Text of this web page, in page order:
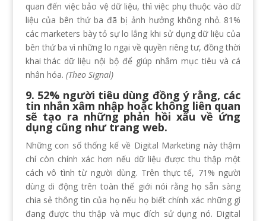
quan đến việc bảo vệ dữ liệu, thì việc phụ thuộc vào dữ
liệu của bên thứ ba đã bị ảnh hưởng không nhỏ. 81%
các marketers bày tỏ sự lo lắng khi sử dụng dữ liệu của
bên thứ ba vì những lo ngại về quyền riêng tư, đồng thời
khai thác dữ liệu nội bộ để giúp nhắm mục tiêu và cá
nhân hóa. (Theo Signal)
9. 52% người tiêu dùng đồng ý rằng, các
tin nhắn xâm nhập hoặc không liên quan
sẽ tạo ra những phản hồi xấu về ứng
dụng cũng như trang web.
Những con số thống kế về Digital Marketing này thậm
chí còn chính xác hơn nếu dữ liệu được thu thập một
cách vô tình từ người dùng. Trên thực tế, 71% người
dùng di động trên toàn thế giới nói rằng họ sẵn sàng
chia sẻ thông tin của họ nếu họ biết chính xác những gì
đang được thu thập và mục đích sử dụng nó. Digital